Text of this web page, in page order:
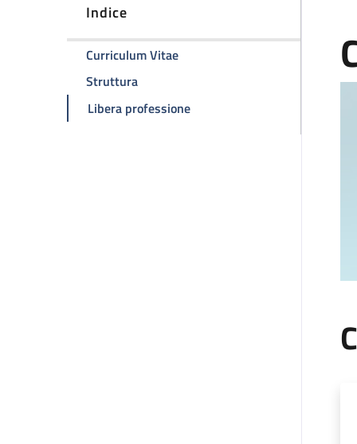
Indice
Curriculum Vitaedella pagina Claudio Zamagni
Strutturadella pagina Claudio Zamagni
Libera professionedella pagina Claudio Zamagni